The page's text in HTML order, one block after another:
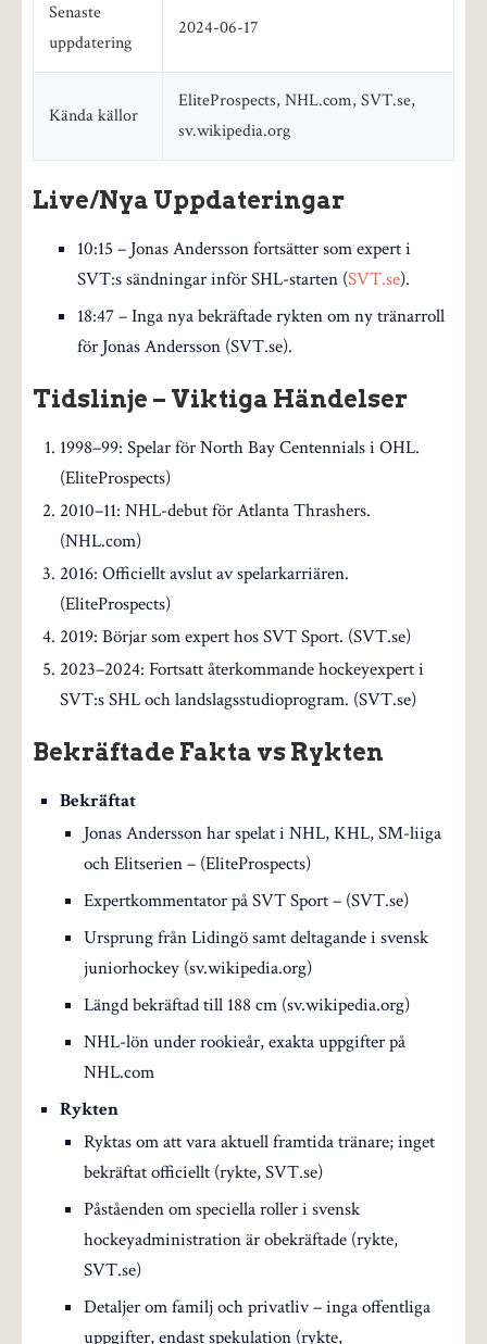
Senaste
uppdatering
2024-06-17
Kända källor
EliteProspects, NHL.com, SVT.se,
sv.wikipedia.org
Live/Nya Uppdateringar
10:15 – Jonas Andersson fortsätter som expert i
SVT:s sändningar inför SHL-starten (SVT.se).
18:47– Inga nya bekräftade rykten om ny tränarroll
för Jonas Andersson (SVT.se).
Tidslinje – Viktiga Händelser
1998–99: Spelar för North Bay Centennials i OHL.
(EliteProspects)
2010–11: NHL-debut för Atlanta Thrashers.
(NHL.com)
2016: Officiellt avslut av spelarkarriären.
(EliteProspects)
2019: Börjar som expert hos SVT Sport. (SVT.se)
2023–2024: Fortsatt återkommande hockeyexpert i
SVT:s SHL och landslagsstudioprogram. (SVT.se)
Bekräftade Fakta vs Rykten
Bekräftat
Jonas Andersson har spelat i NHL, KHL, SM-liiga
och Elitserien – (EliteProspects)
Expertkommentator på SVT Sport – (SVT.se)
Ursprung från Lidingö samt deltagande i svensk
juniorhockey (sv.wikipedia.org)
Längd bekräftad till 188 cm (sv.wikipedia.org)
NHL-lön under rookieår, exakta uppgifter på
NHL.com
Rykten
Ryktas om att vara aktuell framtida tränare; inget
bekräftat officiellt (rykte, SVT.se)
Påståenden om speciella roller i svensk
hockeyadministration är obekräftade (rykte,
SVT.se)
Detaljer om familj och privatliv – inga offentliga
uppgifter, endast spekulation (rykte,